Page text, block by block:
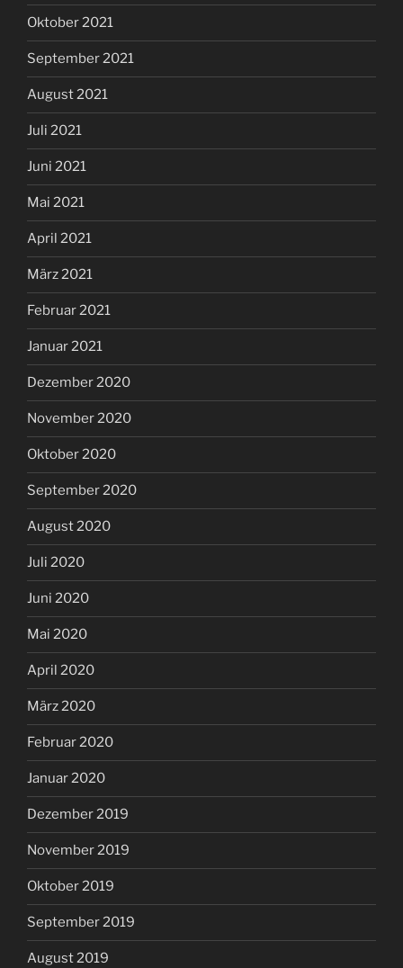
Oktober 2021
September 2021
August 2021
Juli 2021
Juni 2021
Mai 2021
April 2021
März 2021
Februar 2021
Januar 2021
Dezember 2020
November 2020
Oktober 2020
September 2020
August 2020
Juli 2020
Juni 2020
Mai 2020
April 2020
März 2020
Februar 2020
Januar 2020
Dezember 2019
November 2019
Oktober 2019
September 2019
August 2019